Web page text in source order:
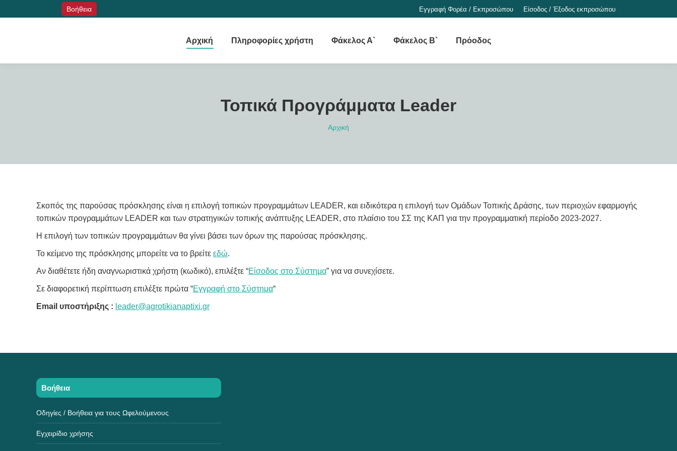
Βοήθεια Εγγραφή Φορέα / Εκπροσώπου Είσοδος / Έξοδος εκπροσώπου
Αρχική Πληροφορίες χρήστη Φάκελος Α` Φάκελος Β` Πρόοδος
Τοπικά Προγράμματα Leader
Αρχική
Σκοπός της παρούσας πρόσκλησης είναι η επιλογή τοπικών προγραμμάτων LEADER, και ειδικότερα η επιλογή των Ομάδων Τοπικής Δράσης, των περιοχών εφαρμογής
τοπικών προγραμμάτων LEADER και των στρατηγικών τοπικής ανάπτυξης LEADER, στο πλαίσιο του ΣΣ της ΚΑΠ για την προγραμματική περίοδο 2023-2027.
Η επιλογή των τοπικών προγραμμάτων θα γίνει βάσει των όρων της παρούσας πρόσκλησης.
Το κείμενο της πρόσκλησης μπορείτε να το βρείτε εδώ.
Αν διαθέτετε ήδη αναγνωριστικά χρήστη (κωδικό), επιλέξτε “Είσοδος στο Σύστημα” για να συνεχίσετε.
Σε διαφορετική περίπτωση επιλέξτε πρώτα “Εγγραφή στο Σύστημα“
Email υποστήριξης : leader@agrotikianaptixi.gr
Βοήθεια
Οδηγίες / Βοήθεια για τους Ωφελούμενους
Εγχειρίδιο χρήσης